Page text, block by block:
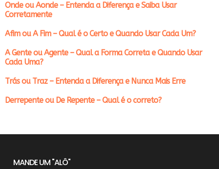
Onde ou Aonde – Entenda a Diferença e Saiba Usar
Corretamente
Afim ou A Fim – Qual é o Certo e Quando Usar Cada Um?
A Gente ou Agente – Qual a Forma Correta e Quando Usar
Cada Uma?
Trás ou Traz – Entenda a Diferença e Nunca Mais Erre
Derrepente ou De Repente – Qual é o correto?
MANDE UM "ALÔ"